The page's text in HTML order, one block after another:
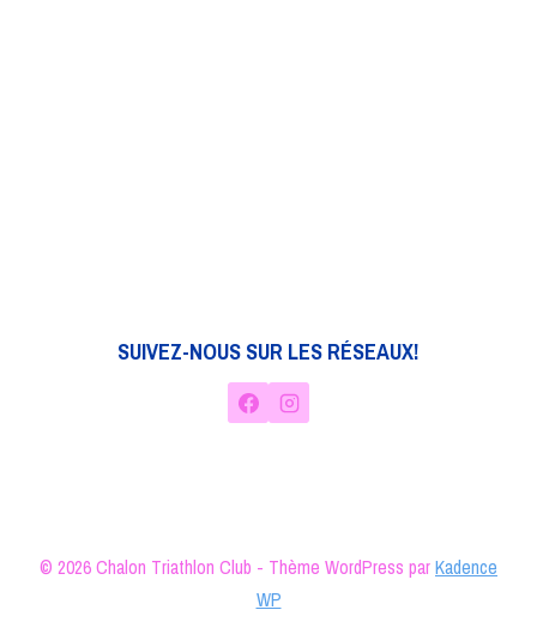
SUIVEZ-NOUS SUR LES RÉSEAUX!
© 2026 Chalon Triathlon Club - Thème WordPress parKadence
WP